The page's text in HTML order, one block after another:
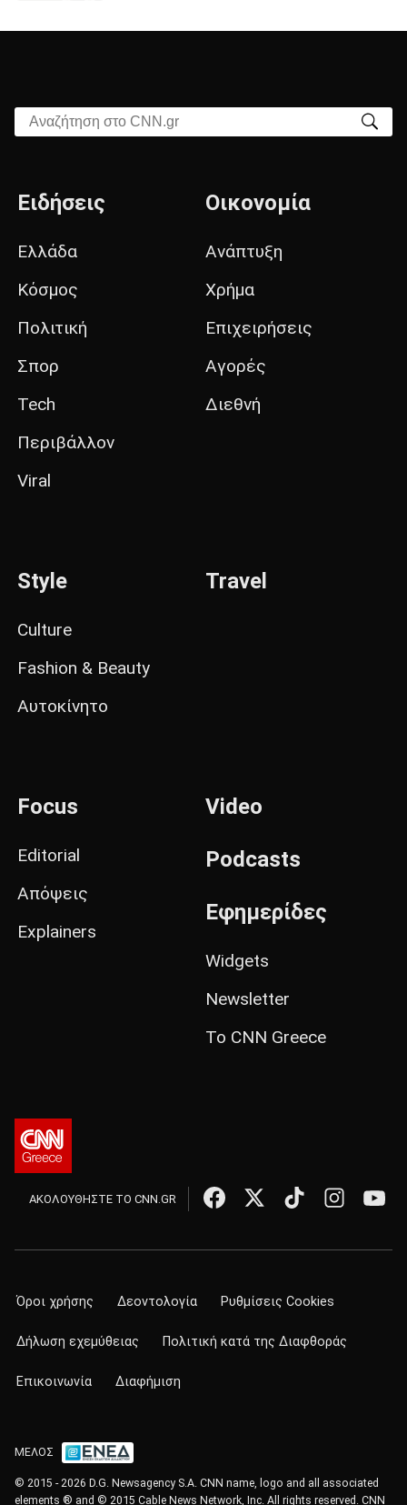
Αναζήτηση στο CNN.gr
Ειδήσεις
Ελλάδα
Κόσμος
Πολιτική
Σπορ
Tech
Περιβάλλον
Viral
Οικονομία
Ανάπτυξη
Χρήμα
Επιχειρήσεις
Αγορές
Διεθνή
Style
Culture
Fashion & Beauty
Αυτοκίνητο
Travel
Focus
Editorial
Απόψεις
Explainers
Video
Podcasts
Εφημερίδες
Widgets
Newsletter
Το CNN Greece
ΑΚΟΛΟΥΘΗΣΤΕ ΤΟ CNN.GR
Όροι χρήσης Δεοντολογία Ρυθμίσεις Cookies
Δήλωση εχεμύθειας Πολιτική κατά της Διαφθοράς
Επικοινωνία Διαφήμιση
ΜΕΛΟΣ
© 2015 - 2026 D.G. Newsagency S.A. CNN name, logo and all associated
elements ® and © 2015 Cable News Network, Inc. All rights reserved. CNN